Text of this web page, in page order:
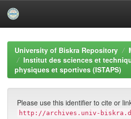
navigationUniversity of Biskra Repository
Institut des sciences et
physiques et sportives (ISTAPS)
Please use this identifier to cite or
http://archives.univ-